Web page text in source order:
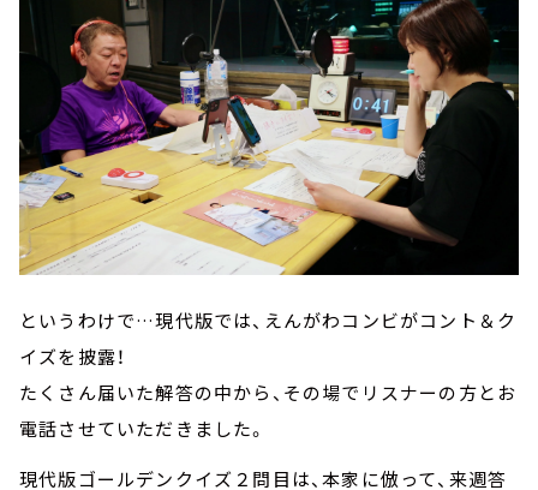
というわけで…現代版では、えんがわコンビがコント＆ク
イズを披露！
たくさん届いた解答の中から、その場でリスナーの方とお
電話させていただきました。
現代版ゴールデンクイズ２問目は、本家に倣って、来週答